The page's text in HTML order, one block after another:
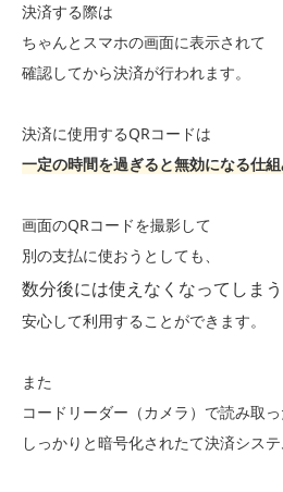
決済する際は
ちゃんとスマホの画面に表示されて
確認してから決済が行われます。
決済に使用するQRコードは
一定の時間を過ぎると無効になる仕
画面のQRコードを撮影して
別の支払に使おうとしても、
数分後には使えなくなってしま
安心して利用することができます。
また
コードリーダー（カメラ）で読み取っ
しっかりと暗号化されたて決済システ